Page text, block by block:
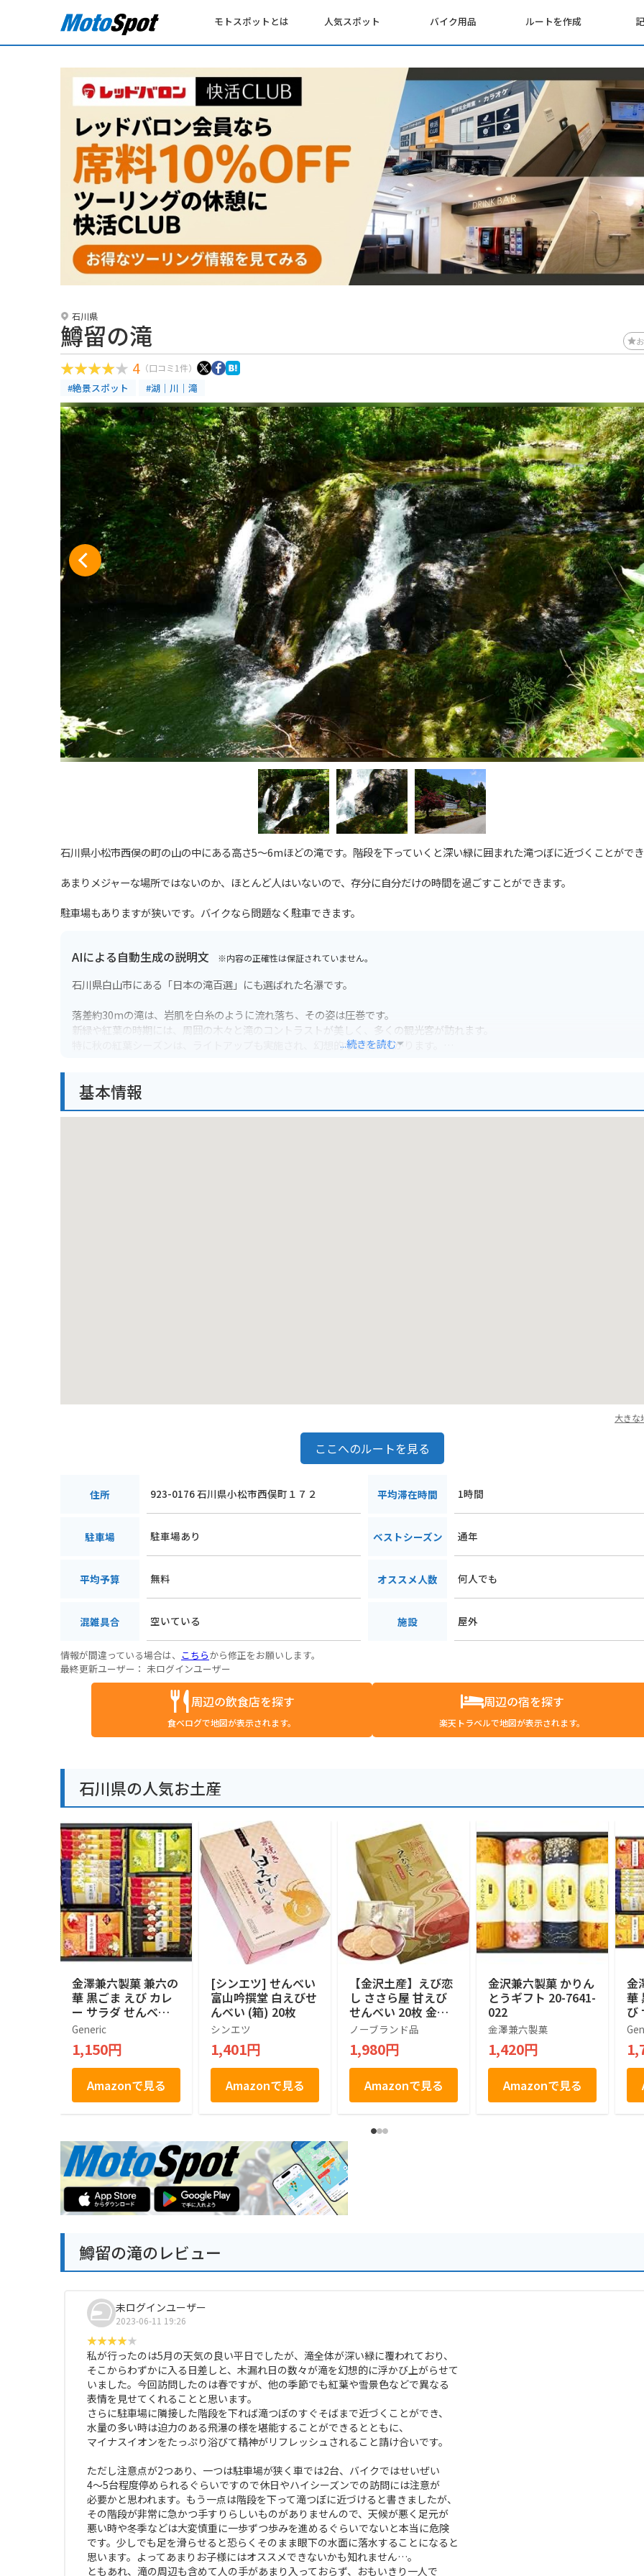
モトスポットとは 人気スポット バイク用品 ルートを作成
石川県
鱒留の滝
4 （口コミ1件）
#絶景スポット #湖｜川｜滝
石川県小松市西俣の町の山の中にある高さ5～6mほどの滝です。階段を下っていくと深い緑に囲まれた滝つぼに近づくことがで
あまりメジャーな場所ではないのか、ほとんど人はいないので、存分に自分だけの時間を過ごすことができます。
駐車場もありますが狭いです。バイクなら問題なく駐車できます。
AIによる自動生成の説明文 ※内容の正確性は保証されていません。
石川県白山市にある「日本の滝百選」にも選ばれた名瀑です。
落差約30mの滝は、岩肌を白糸のように流れ落ち、その姿は圧巻です。
新緑や紅葉の時期には、周囲の木々と滝のコントラストが美しく、多くの観光客が訪れます。
特に秋の紅葉シーズンは、ライトアップも実施され、幻想的な風景が広がります。
駐車場から滝までは徒歩約10分ほどです。
道中はカーブが多いため、運転にはご注意ください。
...続きを読む
基本情報
大きな
ここへのルートを見る
住所 923-0176 石川県小松市西俣町１７２ 平均滞在時間 1時間
駐車場 駐車場あり ベストシーズン 通年
平均予算 無料 オススメ人数 何人でも
混雑具合 空いている 施設 屋外
情報が間違っている場合は、 こちらから修正をお願いします。
最終更新ユーザー： 未ログインユーザー
周辺の飲食店を探す
食べログで地図が表示されます。
周辺の宿を探す
楽天トラベルで地図が表示されます。
石川県の人気お土産
金澤兼六製菓 兼六の
華 黒ごま えび カレ
ー サラダ せんべい
詰め合わせ 人気 5種
類18枚入り 個包装
ラッピング済 贈り物
ギフト KRN-10R
Generic
1,150円
Amazonで見る
[シンエツ] せんべい
富山吟撰堂 白えびせ
んべい (箱) 20枚
シンエツ
1,401円
Amazonで見る
【金沢土産】えび恋
し ささら屋 甘えび
せんべい 20枚 金沢
港 水揚げ 甘エビ 石
川 ギフト (20枚)
ノーブランド品
1,980円
Amazonで見る
金沢兼六製菓 かりん
とうギフト 20-7641-
022
金澤兼六製菓
1,420円
Amazonで見る
金
華
び
詰
類
ラ
ギ
鱒留の滝のレビュー
未ログインユーザー
2023-06-11 19:26
私が行ったのは5月の天気の良い平日でしたが、滝全体が深い緑に覆われており、
そこからわずかに入る日差しと、木漏れ日の数々が滝を幻想的に浮かび上がらせて
いました。今回訪問したのは春ですが、他の季節でも紅葉や雪景色などで異なる
表情を見せてくれることと思います。
さらに駐車場に隣接した階段を下れば滝つぼのすぐそばまで近づくことができ、
水量の多い時は迫力のある飛瀑の様を堪能することができるとともに、
マイナスイオンをたっぷり浴びて精神がリフレッシュされること請け合いです。
ただし注意点が2つあり、一つは駐車場が狭く車では2台、バイクではせいぜい
4～5台程度停められるぐらいですので休日やハイシーズンでの訪問には注意が
必要かと思われます。もう一点は階段を下って滝つぼに近づけると書きましたが、
その階段が非常に急かつ手すりらしいものがありませんので、天候が悪く足元が
悪い時や冬季などは大変慎重に一歩ずつ歩みを進めるぐらいでないと本当に危険
です。少しでも足を滑らせると恐らくそのまま眼下の水面に落水することになると
思います。よってあまりお子様にはオススメできないかも知れません…。
ともあれ、滝の周辺も含めて人の手があまり入っておらず、おもいきり一人で